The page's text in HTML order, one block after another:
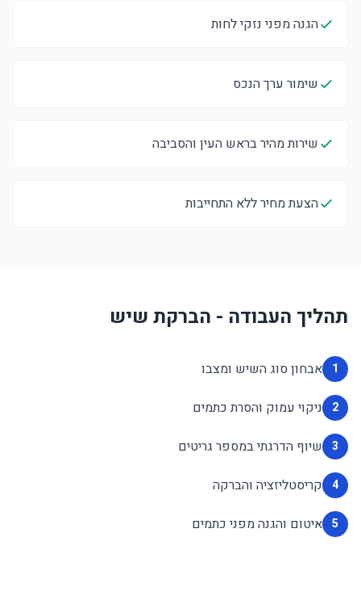
הגנה מפני נזקי לחות
שימור ערך הנכס
שירות מהיר בראש העין והסביבה
הצעת מחיר ללא התחייבות
תהליך העבודה - הברקת שיש
1 אבחון סוג השיש ומצבו
2 ניקוי עמוק והסרת כתמים
3 שיוף הדרגתי במספר גריטים
4 קריסטליזציה והברקה
5 איטום והגנה מפני כתמים